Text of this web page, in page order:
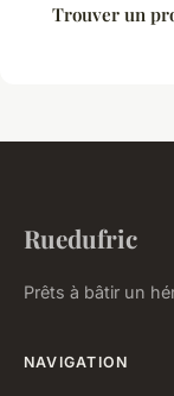
Trouver un
Ruedufric
Prêts à bâtir un
NAVIGATION